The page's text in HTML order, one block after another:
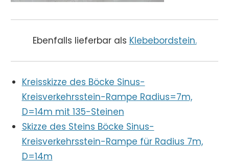
Ebenfalls lieferbar als Klebebordstein.
Kreisskizze des Böcke Sinus-
Kreisverkehrsstein-Rampe Radius=7m,
D=14m mit 135-Steinen
Skizze des Steins Böcke Sinus-
Kreisverkehrsstein-Rampe für Radius 7m,
D=14m